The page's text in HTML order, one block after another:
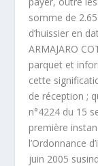
somme de
d’huissier en
ARMAJARO
parquet et
cette
de réception ;
n°4224 du 15
première
l’Ordonnance
juin 2005